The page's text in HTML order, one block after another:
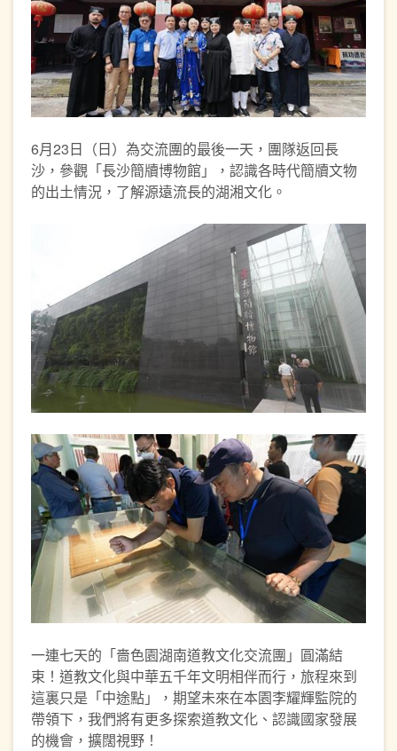
6月23日（日）為交流團的最後一天，團隊返回長
沙，參觀「長沙簡牘博物館」，認識各時代簡牘文物
的出土情況，了解源遠流長的湖湘文化。
一連七天的「嗇色園湖南道教文化交流團」圓滿結
束！道教文化與中華五千年文明相伴而行，旅程來到
這裏只是「中途點」，期望未來在本園李耀輝監院的
帶領下，我們將有更多探索道教文化、認識國家發展
的機會，擴闊視野！